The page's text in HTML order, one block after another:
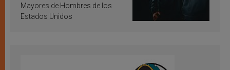
Mayores de Hombres de los
Estados Unidos